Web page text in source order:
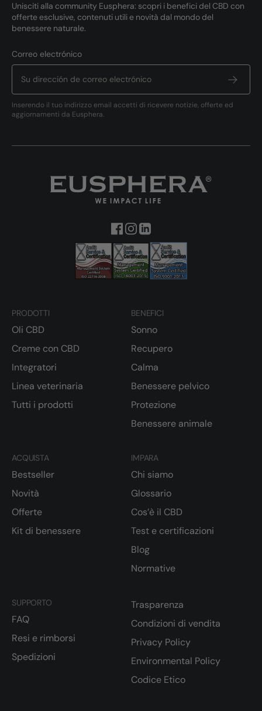
Unisciti alla community Eusphera: scopri i benefici del CBD con
offerte esclusive, contenuti utili e novità dal mondo del
benessere naturale.
Correo electrónico
Inserendo il tuo indirizzo email accetti di ricevere notizie, offerte ed
aggiornamenti da Eusphera.
PRODOTTI
Oli CBD
Creme con CBD
Integratori
Linea veterinaria
Tutti i prodotti
BENEFICI
Sonno
Recupero
Calma
Benessere pelvico
Protezione
Benessere animale
ACQUISTA
Bestseller
Novità
Offerte
Kit di benessere
IMPARA
Chi siamo
Glossario
Cos’è il CBD
Test e certificazioni
Blog
Normative
SUPPORTO
FAQ
Resi e rimborsi
Spedizioni
Trasparenza
Condizioni di vendita
Privacy Policy
Environmental Policy
Codice Etico